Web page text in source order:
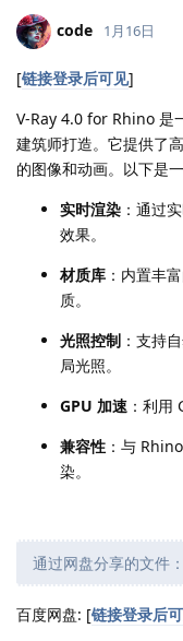
code 1月16日
[链接登录后可见]
V-Ray 4.0 for Rhino 是
建筑师打造。它提供了
的图像和动画。以下是
实时渲染 ：通过
效果。
材质库 ：内置丰
质。
光照控制 ：支持
局光照。
GPU 加速 ：利用
兼容性 ：与
染。
通过网盘分享的文件
百度网盘: [链接登录后